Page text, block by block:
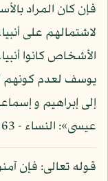
فإن كان المراد
لاشتمالهم على
الأشخاص كانوا
يوسف لعدم كونهم
إلى إبراهيم و
عيسى»: النساء - 163.
قوله تعالى: فإن